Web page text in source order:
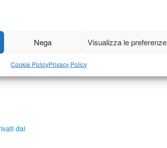
Nega Visualizza le preferenze
Cookie PolicyPrivacy Policy
dai